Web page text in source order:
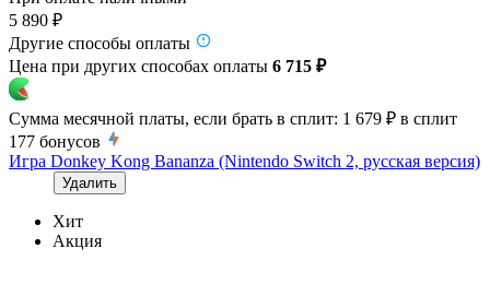
5 890 ₽
Другие способы оплаты
Цена при других способах оплаты 6 715 ₽
Сумма месячной платы, если брать в сплит: 1 679 ₽ в сплит
177 бонусов
Игра Donkey Kong Bananza (Nintendo Switch 2, русская версия)
Удалить
Хит
Акция